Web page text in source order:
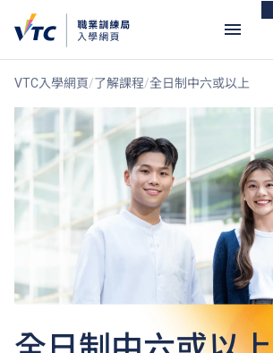
VTC入學網頁 了解課程 全日制中六或以上